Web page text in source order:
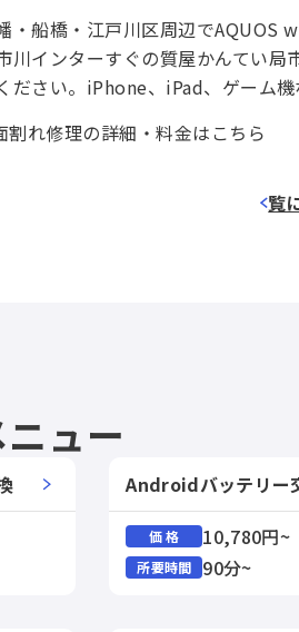
・船橋・江戸川区周辺でAQUOS
川インターすぐの質屋かんてい
ださい。iPhone、iPad、ゲーム
れ修理の詳細・料金はこちら
覧
ュー
Androidバッテリー
価 格 10,780円~
所要時間 90分~